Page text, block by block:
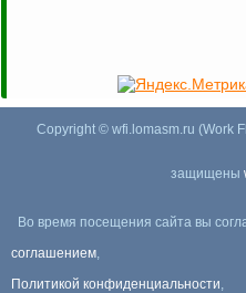
Copyright © wfi.lomasm.ru (Work
защищены
Во время посещения сайта вы
соглашением,
Политикой конфиденциальности,